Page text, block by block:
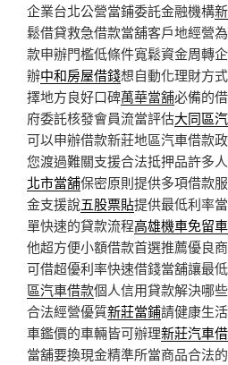
企業台北公營當鋪委託金融機構
鬆借貸救急借款當舖客戶地經營
款申辦門檻低條件寬鬆資金周轉
辦中和房屋借錢想自動化理財方
擇地方良好口碑萬華當舖必備的
府委託核發會員流當評估大同區
可以申辦借款新莊地區汽車借款
您渡過難關支援合法抵押品許多
北市當舖保密原則提供多項借款
金支援說五股票貼提供最低利率
單快速的貸款流程高雄機車免留車
他超方便小額借款首選推薦優良
可借超優利率快速借錢當舖讓最
區汽車借款個人信用貸款解決哪
合法經營優質新莊當鋪請健康生
車鑑價的車輛皆可辦理新莊汽車
當舖要換現金精準所當商品合法